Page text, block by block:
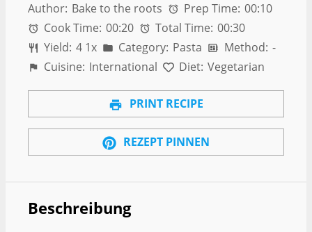
Author: Bake to the roots Prep Time: 00:10
Cook Time: 00:20 Total Time: 00:30
Yield: 4 1x Category: Pasta Method: -
Cuisine: International Diet: Vegetarian
PRINT RECIPE
REZEPT PINNEN
Beschreibung